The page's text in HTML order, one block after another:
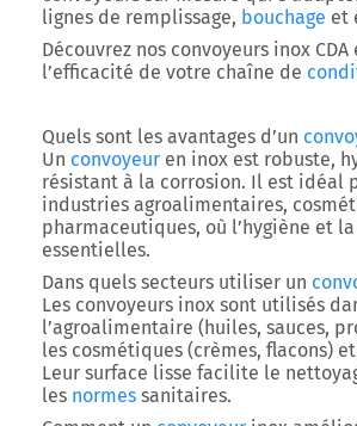
lignes de remplissage, bouchage et
Découvrez nos convoyeurs inox
l’efficacité de votre chaîne de
Quels sont les avantages d’un
Un convoyeur en inox est robuste,
résistant à la corrosion. Il est idéal
industries agroalimentaires,
pharmaceutiques, où l’hygiène et
essentielles.
Dans quels secteurs utiliser un
Les convoyeurs inox sont utilisés
l’agroalimentaire (huiles, sauces,
les cosmétiques (crèmes, flacons)
Leur surface lisse facilite le
les normes sanitaires.